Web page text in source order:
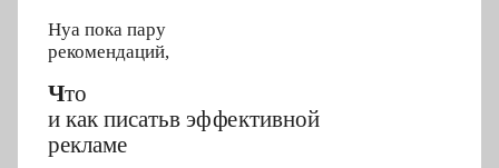
Нуа пока пару
рекомендаций,
Что
и как писатьв эффективной
рекламе